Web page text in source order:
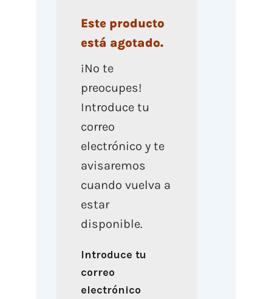
Este producto
está agotado.
¡No te
preocupes!
Introduce tu
correo
electrónico y te
avisaremos
cuando vuelva a
estar
disponible.
Introduce tu
correo
electrónico